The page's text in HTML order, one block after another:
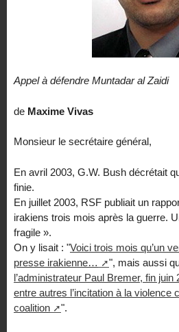
Appel à défendre Muntadar al Zaidi
de Maxime Vivas
Monsieur le secrétaire général,
En avril 2003, G.W. Bush décrétait
finie.
En juillet 2003, RSF publiait un
irakiens trois mois après la guerre.
fragile ».
On y lisait : "Voici trois mois qu’un
presse irakienne…
", mais aussi
l’administrateur Paul Bremer, fin juin
entre autres l’incitation à la violence
coalition
".